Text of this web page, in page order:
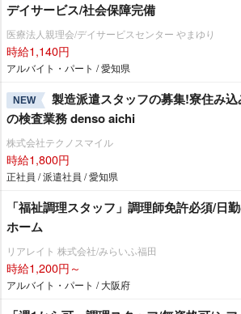
デイサービス/社会保障完備
医療法人親理会/デイサービスセンター やまゆり
時給1,140円
アルバイト・パート / 愛知県
NEW
製造派遣スタッフの募集!寮住み
の検査業務 denso aichi
株式会社テクノスマイル
時給1,800円
正社員 / 派遣社員 / 愛知県
「福祉調理スタッフ」調理師免許必須/日
ホーム
リアレイト 株式会社/みらいふ福田
時給1,200円～
アルバイト・パート / 大阪府